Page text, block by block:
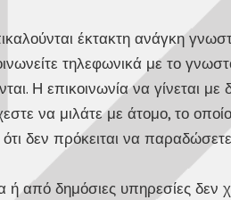
έκτακτη ανάγκη
τηλεφωνικά με το
Η επικοινωνία να γίνεται με
να μιλάτε με άτομο, το
δεν πρόκειται να
ή από δημόσιες υπηρεσίες δεν